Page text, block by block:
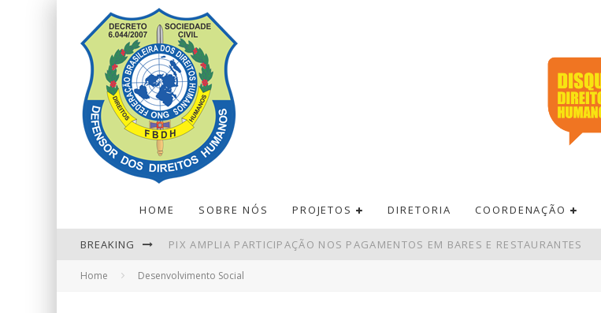
HOME SOBRE NÓS PROJETOS DIRETORIA COORDENAÇÃO
BREAKING PIX AMPLIA PARTICIPAÇÃO NOS PAGAMENTOS EM BARES E RESTAURANTES
PETROBRAS TEM LUCRO LÍQUIDO DE R$ 52,4 BI NO SEGUNDO TRIMESTRE
Home Desenvolvimento Social